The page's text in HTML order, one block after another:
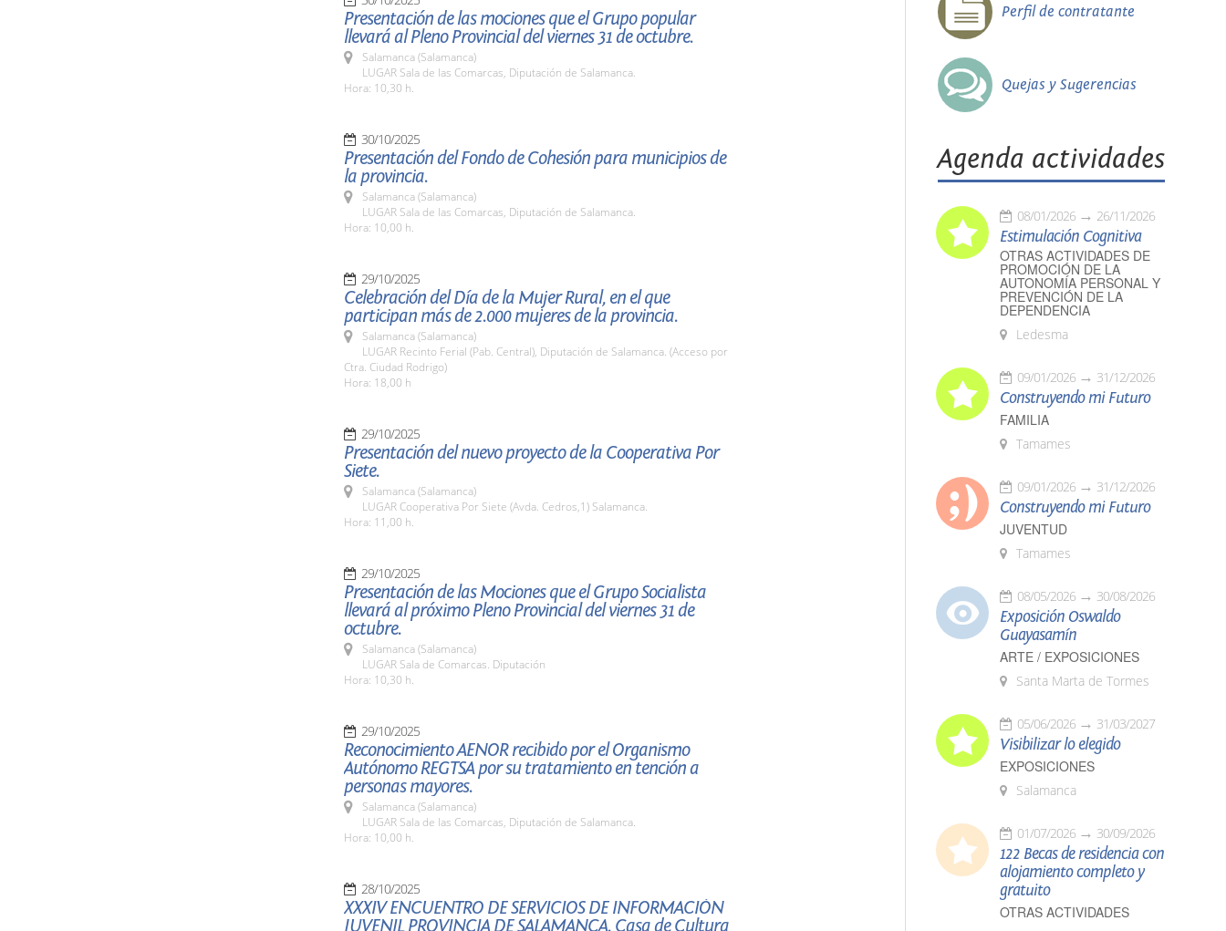
Presentación de las mociones que el Grupo popular
llevará al Pleno Provincial del viernes 31 de octubre.
Salamanca (Salamanca)
LUGAR Sala de las Comarcas, Diputación de Salamanca.
Hora: 10,30 h.
30/10/2025
Presentación del Fondo de Cohesión para municipios de
la provincia.
Salamanca (Salamanca)
LUGAR Sala de las Comarcas, Diputación de Salamanca.
Hora: 10,00 h.
29/10/2025
Celebración del Día de la Mujer Rural, en el que
participan más de 2.000 mujeres de la provincia.
Salamanca (Salamanca)
LUGAR Recinto Ferial (Pab. Central), Diputación de Salamanca. (Acceso por
Ctra. Ciudad Rodrigo)
Hora: 18,00 h
29/10/2025
Presentación del nuevo proyecto de la Cooperativa Por
Siete.
Salamanca (Salamanca)
LUGAR Cooperativa Por Siete (Avda. Cedros,1) Salamanca.
Hora: 11,00 h.
29/10/2025
Presentación de las Mociones que el Grupo Socialista
llevará al próximo Pleno Provincial del viernes 31 de
octubre.
Salamanca (Salamanca)
LUGAR Sala de Comarcas. Diputación
Hora: 10,30 h.
29/10/2025
Reconocimiento AENOR recibido por el Organismo
Autónomo REGTSA por su tratamiento en tención a
personas mayores.
Salamanca (Salamanca)
LUGAR Sala de las Comarcas, Diputación de Salamanca.
Hora: 10,00 h.
28/10/2025
XXXIV ENCUENTRO DE SERVICIOS DE INFORMACIÓN
JUVENIL PROVINCIA DE SALAMANCA. Casa de Cultura
Perfil de contratante
Quejas y Sugerencias
Agenda actividades
08/01/2026 26/11/2026
Estimulación Cognitiva
OTRAS ACTIVIDADES DE
PROMOCIÓN DE LA
AUTONOMÍA PERSONAL Y
PREVENCIÓN DE LA
DEPENDENCIA
Ledesma
09/01/2026 31/12/2026
Construyendo mi Futuro
FAMILIA
Tamames
09/01/2026 31/12/2026
Construyendo mi Futuro
JUVENTUD
Tamames
08/05/2026 30/08/2026
Exposición Oswaldo
Guayasamín
ARTE / EXPOSICIONES
Santa Marta de Tormes
05/06/2026 31/03/2027
Visibilizar lo elegido
EXPOSICIONES
Salamanca
01/07/2026 30/09/2026
122 Becas de residencia con
alojamiento completo y
gratuito
OTRAS ACTIVIDADES